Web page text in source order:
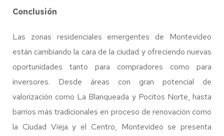
Conclusión
Las zonas residenciales emergentes de Montevideo
están cambiando la cara de la ciudad y ofreciendo nuevas
oportunidades tanto para compradores como para
inversores. Desde áreas con gran potencial de
valorización como La Blanqueada y Pocitos Norte, hasta
barrios más tradicionales en proceso de renovación como
la Ciudad Vieja y el Centro, Montevideo se presenta